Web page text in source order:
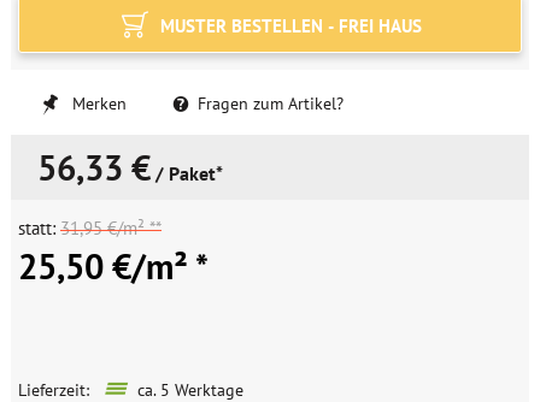
MUSTER BESTELLEN - FREI HAUS
Merken Fragen zum Artikel?
56,33 € / Paket*
statt: 31,95 €/m² **
25,50 €/m² *
Lieferzeit: ca. 5 Werktage